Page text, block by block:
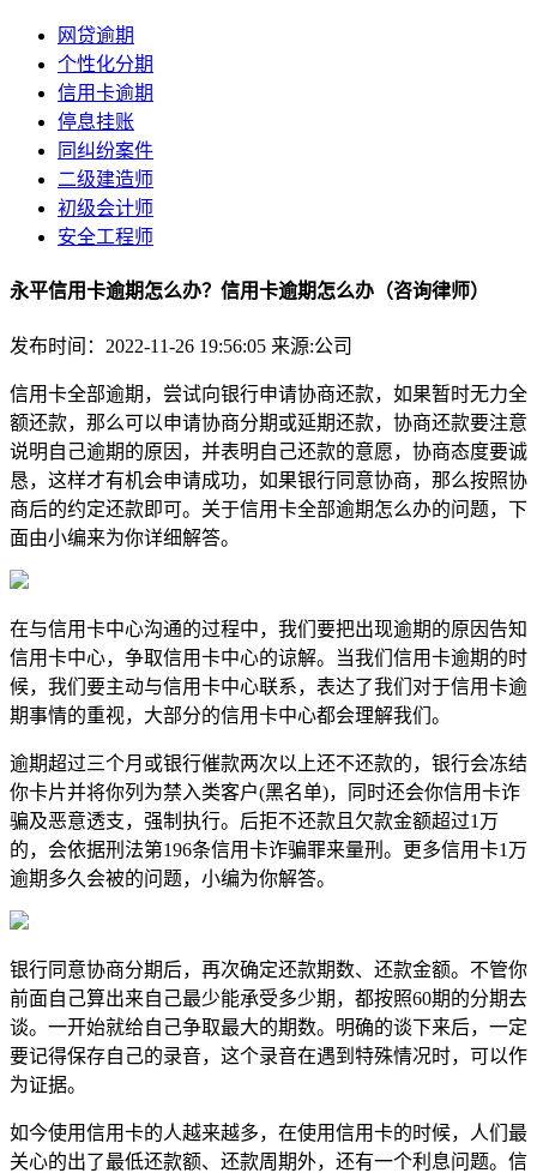
网贷逾期
个性化分期
信用卡逾期
停息挂账
同纠纷案件
二级建造师
初级会计师
安全工程师
永平信用卡逾期怎么办？信用卡逾期怎么办（咨询律师）
发布时间：2022-11-26 19:56:05 来源:公司
信用卡全部逾期，尝试向银行申请协商还款，如果暂时无力全
额还款，那么可以申请协商分期或延期还款，协商还款要注意
说明自己逾期的原因，并表明自己还款的意愿，协商态度要诚
恳，这样才有机会申请成功，如果银行同意协商，那么按照协
商后的约定还款即可。关于信用卡全部逾期怎么办的问题，下
面由小编来为你详细解答。
在与信用卡中心沟通的过程中，我们要把出现逾期的原因告知
信用卡中心，争取信用卡中心的谅解。当我们信用卡逾期的时
候，我们要主动与信用卡中心联系，表达了我们对于信用卡逾
期事情的重视，大部分的信用卡中心都会理解我们。
逾期超过三个月或银行催款两次以上还不还款的，银行会冻结
你卡片并将你列为禁入类客户(黑名单)，同时还会你信用卡诈
骗及恶意透支，强制执行。后拒不还款且欠款金额超过1万
的，会依据刑法第196条信用卡诈骗罪来量刑。更多信用卡1万
逾期多久会被的问题，小编为你解答。
银行同意协商分期后，再次确定还款期数、还款金额。不管你
前面自己算出来自己最少能承受多少期，都按照60期的分期去
谈。一开始就给自己争取最大的期数。明确的谈下来后，一定
要记得保存自己的录音，这个录音在遇到特殊情况时，可以作
为证据。
如今使用信用卡的人越来越多，在使用信用卡的时候，人们最
关心的出了最低还款额、还款周期外，还有一个利息问题。信